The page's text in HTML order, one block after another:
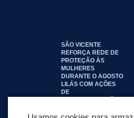
SÃO VICENTE
REFORÇA REDE DE
PROTEÇÃO ÀS
MULHERES
DURANTE O AGOSTO
LILÁS COM AÇÕES
DE